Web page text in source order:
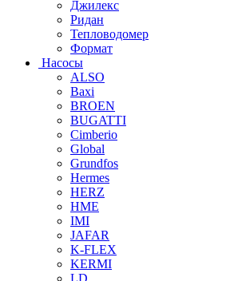
Джилекс
Ридан
Тепловодомер
Формат
Насосы
ALSO
Baxi
BROEN
BUGATTI
Cimberio
Global
Grundfos
Hermes
HERZ
HME
IMI
JAFAR
K-FLEX
KERMI
LD